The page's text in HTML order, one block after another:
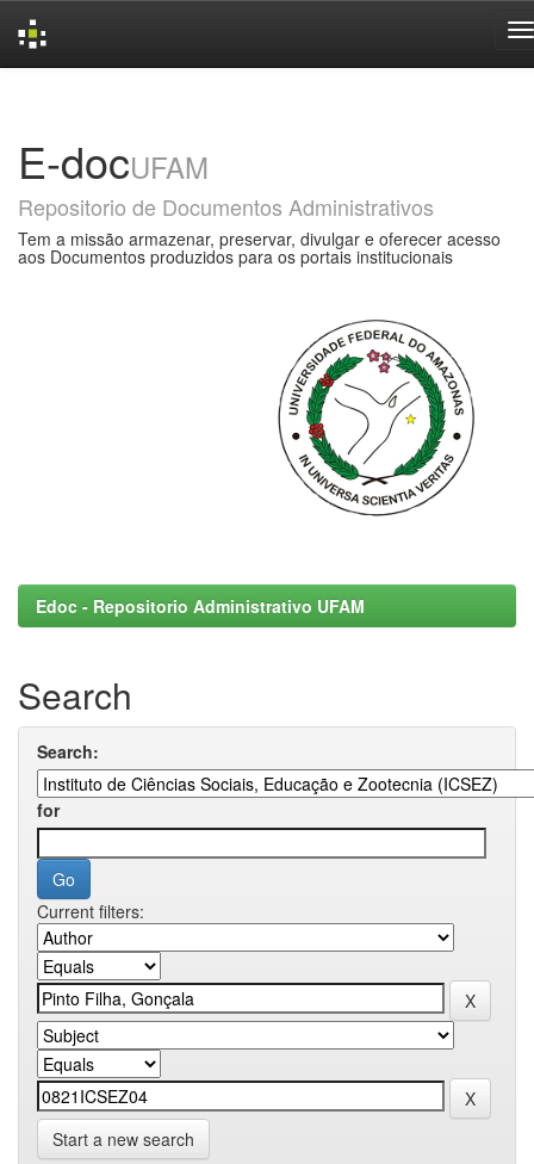
E-docUFAM
Repositorio de Documentos Administrativos
Tem a missão armazenar, preservar, divulgar e oferecer acesso
aos Documentos produzidos para os portais institucionais
Edoc - Repositorio Administrativo UFAM
Search
Search:
for
Current filters:
Start a new search